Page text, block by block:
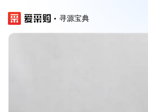
寻源宝典